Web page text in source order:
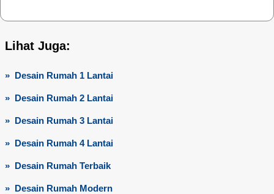
Lihat Juga:
» Desain Rumah 1 Lantai
» Desain Rumah 2 Lantai
» Desain Rumah 3 Lantai
» Desain Rumah 4 Lantai
» Desain Rumah Terbaik
» Desain Rumah Modern